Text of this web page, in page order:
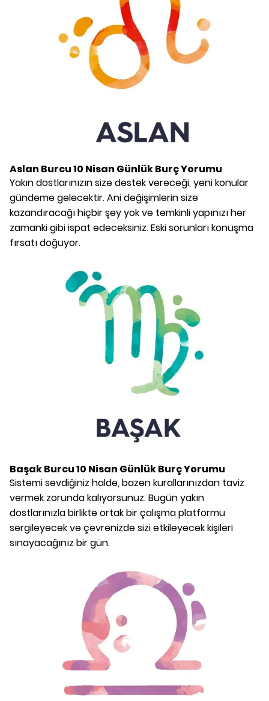
Aslan Burcu10 Nisan Günlük Burç Yorumu
Yakın dostlarınızın size destek vereceği, yeni konular
gündeme gelecektir. Ani değişimlerin size
kazandıracağı hiçbir şey yok ve temkinli yapınızı her
zamanki gibi ispat edeceksiniz. Eski sorunları konuşma
fırsatı doğuyor.
Başak Burcu10 Nisan Günlük Burç Yorumu
Sistemi sevdiğiniz halde, bazen kurallarınızdan taviz
vermek zorunda kalıyorsunuz. Bugün yakın
dostlarınızla birlikte ortak bir çalışma platformu
sergileyecek ve çevrenizde sizi etkileyecek kişileri
sınayacağınız bir gün.